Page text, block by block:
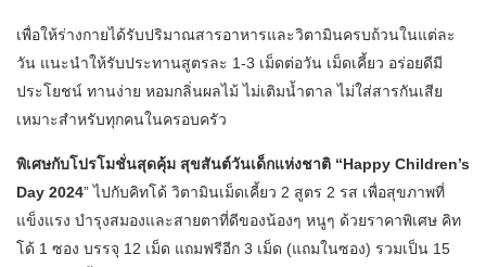
เพื่อให้ร่างกายได้รับปริมาณสารอาหารและวิตามินครบถ้วนในแต่ละ
วัน แนะนำให้รับประทานสูตรละ 1-3 เม็ดต่อวัน เม็ดเคี้ยว อร่อยดีมี
ประโยชน์ ทานง่าย หอมกลิ่นผลไม้ ไม่เติมน้ำตาล ไม่ใส่สารกันเสีย
เหมาะสำหรับทุกคนในครอบครัว
พิเศษกับโปรโมชั่นสุดคุ้ม สุขสันต์วันเด็กแห่งชาติ “Happy Children’s
Day 2024” ไปกับคิทโด้ วิตามินเม็ดเคี้ยว 2 สูตร 2 รส เพื่อสุขภาพที่
แข็งแรง บำรุงสมองและสายตาที่ดีของน้องๆ หนูๆ ด้วยราคาพิเศษ คิท
โด้ 1 ซอง บรรจุ 12 เม็ด แถมฟรีอีก 3 เม็ด (แถมในซอง) รวมเป็น 15